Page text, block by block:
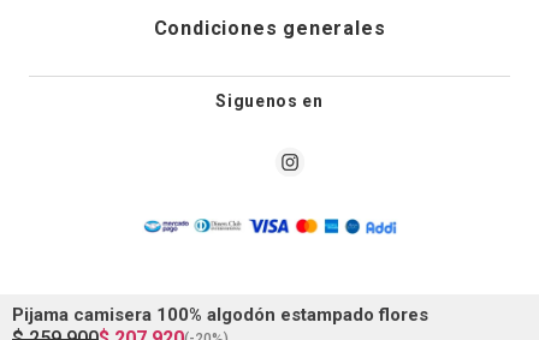
Pijama camisera 100% algodón estampado flores
Cambios, devoluciones y desistimiento
Newsletter
Condiciones generales
Aviso legal
Condiciones generales de promociones
Siguenos en